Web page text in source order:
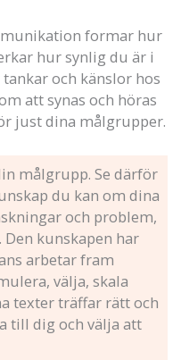
formar hur
hur synlig du är i
och känslor hos
att synas och höras
just dina målgrupper.
målgrupp. Se därför
du kan om dina
och problem,
kunskapen har
arbetar fram
välja, skala
texter träffar rätt och
till dig och välja att